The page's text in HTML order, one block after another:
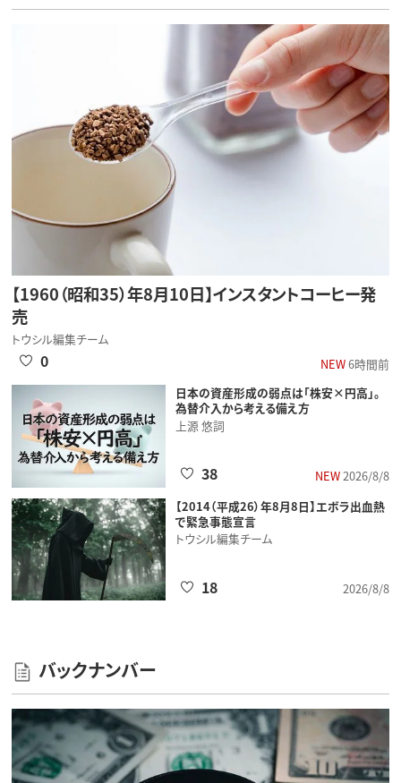
【1960（昭和35）年8月10日】インスタントコーヒー発
売
トウシル編集チーム
NEW6時間前
0
日本の資産形成の弱点は「株安×円高」。
為替介入から考える備え方
上源 悠詞
NEW2026/8/8
38
【2014（平成26）年8月8日】エボラ出血熱
で緊急事態宣言
トウシル編集チーム
2026/8/8
18
バックナンバー